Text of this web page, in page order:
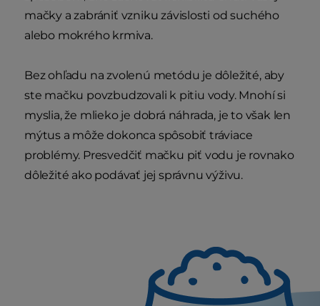
mačky a zabrániť vzniku závislosti od suchého
alebo mokrého krmiva.
Bez ohľadu na zvolenú metódu je dôležité, aby
ste mačku povzbudzovali k pitiu vody. Mnohí si
myslia, že mlieko je dobrá náhrada, je to však len
mýtus a môže dokonca spôsobiť tráviace
problémy. Presvedčiť mačku piť vodu je rovnako
dôležité ako podávať jej správnu výživu.